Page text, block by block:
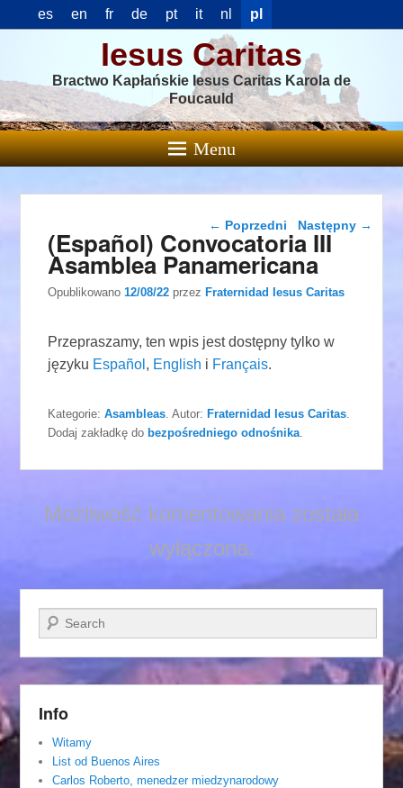
es en fr de pt it nl pl
Iesus Caritas
Bractwo Kapłańskie Iesus Caritas Karola de
Foucauld
Menu
Nawigacja wpisu
← Poprzedni Następny →
(Español) Convocatoria III
Asamblea Panamericana
Opublikowano12/08/22 przezFraternidad Iesus Caritas
Przepraszamy, ten wpis jest dostępny tylko w
języku Español , English i Français.
Kategorie:Asambleas . Autor:Fraternidad Iesus Caritas
Dodaj zakładkę do bezpośredniego odnośnika
Możliwość komentowania została
wyłączona.
Szukaj
Info
Witamy
List od Buenos Aires
Carlos Roberto, menedzer miedzynarodowy